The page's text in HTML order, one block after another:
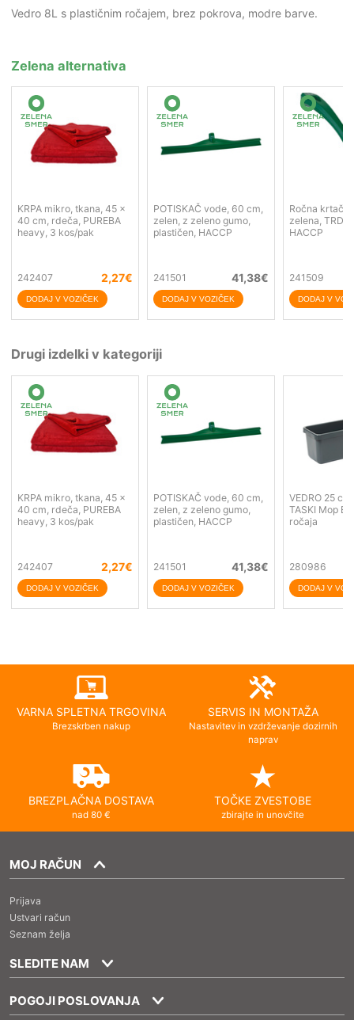
Vedro 8L s plastičnim ročajem, brez pokrova, modre barve.
Zelena alternativa
KRPA mikro, tkana, 45 x
40 cm, rdeča, PUREBA
heavy, 3 kos/pak
242407 2,27€
POTISKAČ vode, 60 cm,
zelen, z zeleno gumo,
plastičen, HACCP
241501 41,38€
Ročna krtača,
zelena, TRDA,
HACCP
241509
Drugi izdelki v kategoriji
KRPA mikro, tkana, 45 x
40 cm, rdeča, PUREBA
heavy, 3 kos/pak
242407 2,27€
POTISKAČ vode, 60 cm,
zelen, z zeleno gumo,
plastičen, HACCP
241501 41,38€
VEDRO 25
TASKI Mop
ročaja
280986
VARNA SPLETNA TRGOVINA
Brezskrben nakup
SERVIS IN MONTAŽA
Nastavitev in vzdrževanje dozirnih
naprav
BREZPLAČNA DOSTAVA
nad 80 €
TOČKE ZVESTOBE
zbirajte in unovčite
MOJ RAČUN
Prijava
Ustvari račun
Seznam želja
SLEDITE NAM
POGOJI POSLOVANJA